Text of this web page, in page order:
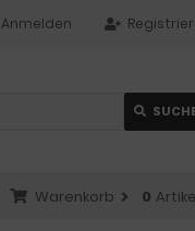
Anmelden
Warenkorb 0